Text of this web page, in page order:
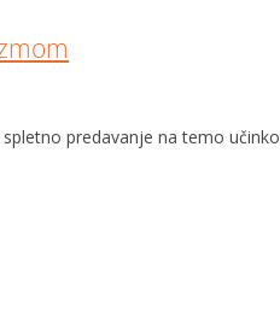
predavanje na temo